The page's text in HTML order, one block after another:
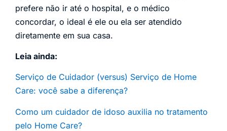
prefere não ir até o hospital, e o médico
concordar, o ideal é ele ou ela ser atendido
diretamente em sua casa.
Leia ainda:
Serviço de Cuidador (versus) Serviço de Home
Care: você sabe a diferença?
Como um cuidador de idoso auxilia no tratamento
pelo Home Care?